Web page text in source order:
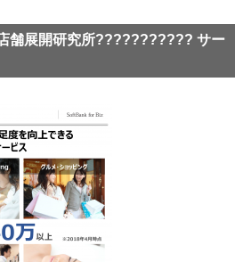
舗展開研究所??????????? サー